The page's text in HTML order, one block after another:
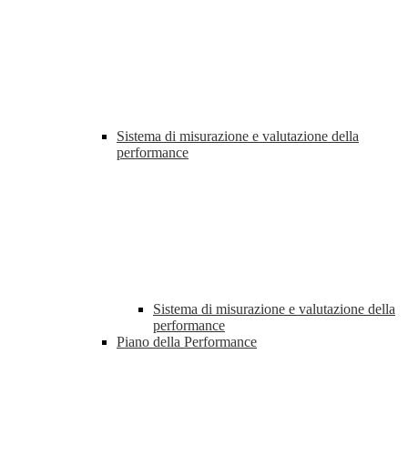
Sistema di misurazione e valutazione della
performance
Sistema di misurazione e valutazione della
performance
Piano della Performance